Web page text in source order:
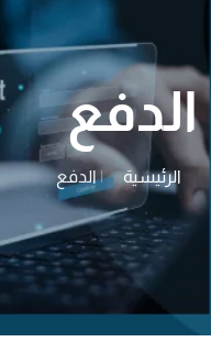
الدفع
الرئيسية |الدفع